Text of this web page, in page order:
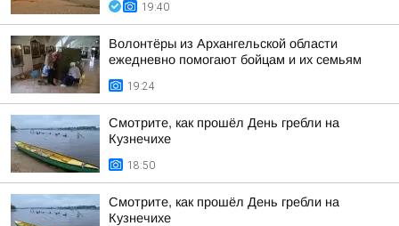
19:40
Волонтёры из Архангельской области
ежедневно помогают бойцам и их семьям
19:24
Смотрите, как прошёл День гребли на
Кузнечихе
18:50
Смотрите, как прошёл День гребли на
Кузнечихе